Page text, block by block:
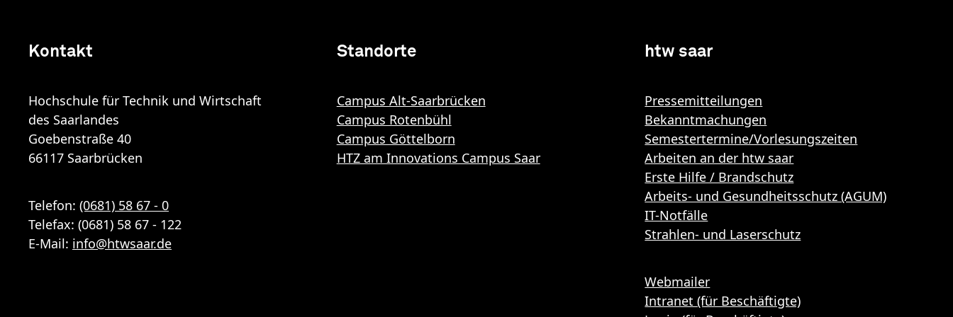
Kontakt
Hochschule für Technik und Wirtschaft
des Saarlandes
Goebenstraße 40
66117 Saarbrücken
Telefon: (0681) 58 67 - 0
Telefax: (0681) 58 67 - 122
E-Mail: info@htwsaar.de
Standorte
Campus Alt-Saarbrücken
Campus Rotenbühl
Campus Göttelborn
HTZ am Innovations Campus Saar
htw saar
Pressemitteilungen
Bekanntmachungen
Semestertermine/Vorlesungszeiten
Arbeiten an der htw saar
Erste Hilfe / Brandschutz
Arbeits- und Gesundheitsschutz (AGUM)
IT-Notfälle
Strahlen- und Laserschutz
Webmailer
Intranet (für Beschäftigte)